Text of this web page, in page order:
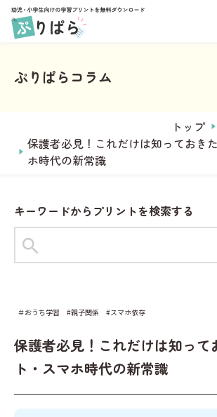
幼児向け学習プリント
あそび
まちがいさがし
めいろ
学習
すうじ
習慣
計画表
イベント
クリスマス
小学生向け学習プリント
2年生
5年生
国語
算数
社会
ぷりぱらについて
コラム
お問い合わせ
サンタからのお手紙メーカー
ぷりぱらコラム
トップ
保護者必見！これだけは知っておき
ホ時代の新常識
＃おうち学習 #親子関係 #スマホ依存
保護者必見！これだけは知って
ト・スマホ時代の新常識
キーワードからプリントを検索する